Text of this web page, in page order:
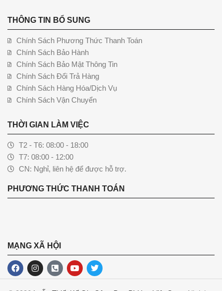
THÔNG TIN BỔ SUNG
Chính Sách Phương Thức Thanh Toán
Chính Sách Bảo Hành
Chính Sách Bảo Mật Thông Tin
Chính Sách Đổi Trả Hàng
Chính Sách Hàng Hóa/Dịch Vụ
Chính Sách Vận Chuyển
THỜI GIAN LÀM VIỆC
T2 - T6: 08:00 - 18:00
T7: 08:00 - 12:00
CN: Nghỉ, liên hệ để được hỗ trợ.
PHƯƠNG THỨC THANH TOÁN
MẠNG XÃ HỘI